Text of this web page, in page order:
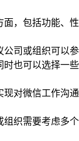
面，包括功能、性
公司或组织可以参
时也可以选择一些
现对微信工作沟通
组织需要考虑多个